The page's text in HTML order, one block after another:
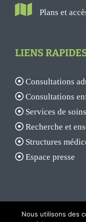
Plans et
LIENS
Consultations
Consultations
Services de soins
Recherche et
Structures
Espace presse
Nous utilisons des